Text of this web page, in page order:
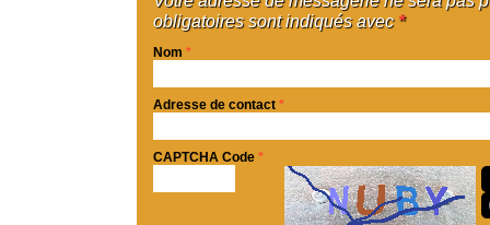
obligatoires sont indiqués avec *
Nom *
Adresse de contact *
CAPTCHA Code *